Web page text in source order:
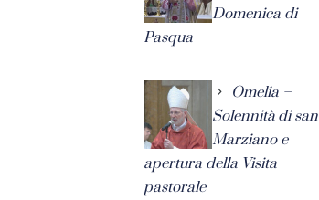
Domenica di
Pasqua
Omelia –
Solennità di san
Marziano e
apertura della Visita
pastorale